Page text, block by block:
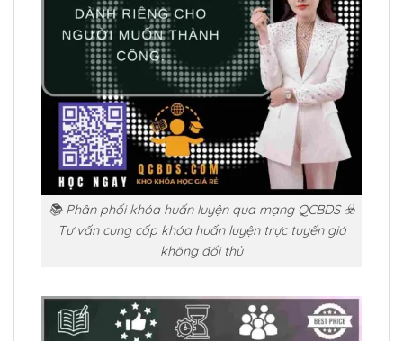
📚 Phân phối khóa huấn luyện qua mạng QCBDS ☣️
Tư vấn cung cấp khóa huấn luyện trực tuyến giá
không đối thủ